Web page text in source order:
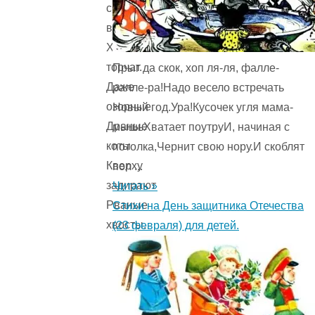
спиной
весёлые
Хвостики
торчат.
Даже
озорные
Драные
коты
Кверху
задирают
Рваные
хвосты.
Прыг да скок, хоп ля-ля, фалле-
ралле-ра!Надо весело встречать
Новый год.Ура!Кусочек угля мама-
мышьХватает поутруИ, начиная с
потолка,Чернит свою нору.И скоблят
пол ...
Читать »
Стихи на День защитника Отечества
(23 февраля) для детей.